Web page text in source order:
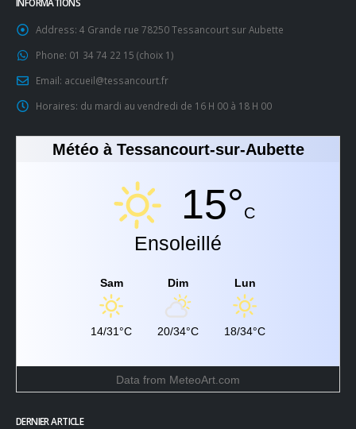
INFORMATIONS
Address:
4 Grande rue 78250 Tessancourt sur Aubette
Phone: 01 34 74 22 15 (choix 1)
Email: accueil@tessancourt.fr
Horaires:du mardi au vendredi de 16 H 00 à 18 H 00
Météo à Tessancourt-sur-Aubette
15°
Ensoleillé
Sam Dim Lun